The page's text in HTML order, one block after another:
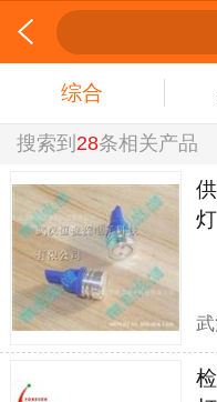
综合
搜索到 28条相关产品